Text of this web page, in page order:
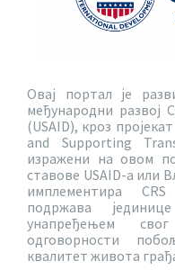
Овај портал је
међународни развој
(USAID), кроз
and Supporting
изражени на овом
ставове USAID-a или
имплементира
подржава
унапређењем
одговорности
квалитет живота